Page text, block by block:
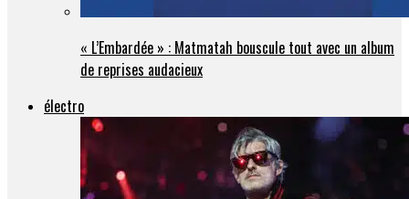
« L’Embardée » : Matmatah bouscule tout avec un album
de reprises audacieux
électro